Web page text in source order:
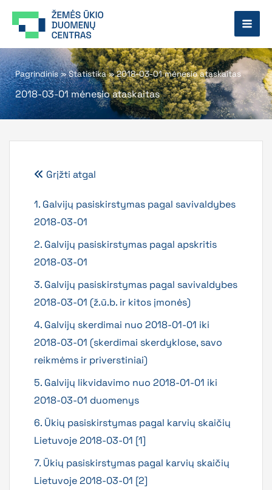
prie
Pagrindinis»Statistika»2018-03-01 mėnesio ataskaitas
2018-03-01 mėnesio ataskaitas
Grįžti atgal
1. Galvijų pasiskirstymas pagal savivaldybes
2018-03-01
2. Galvijų pasiskirstymas pagal apskritis
2018-03-01
3. Galvijų pasiskirstymas pagal savivaldybes
2018-03-01 (ž.ū.b. ir kitos įmonės)
4. Galvijų skerdimai nuo 2018-01-01 iki
2018-03-01 (skerdimai skerdyklose, savo
reikmėms ir priverstiniai)
5. Galvijų likvidavimo nuo 2018-01-01 iki
2018-03-01 duomenys
6. Ūkių pasiskirstymas pagal karvių skaičių
Lietuvoje 2018-03-01 [1]
7. Ūkių pasiskirstymas pagal karvių skaičių
Lietuvoje 2018-03-01 [2]